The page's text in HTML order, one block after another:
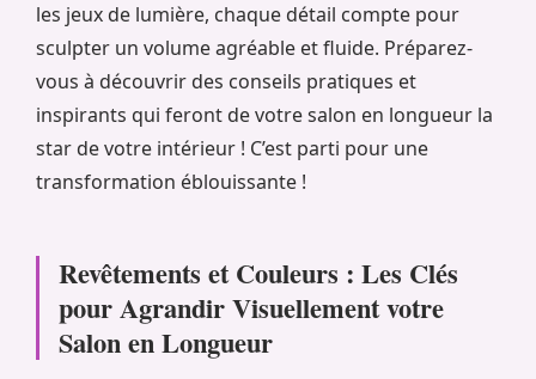
les jeux de lumière, chaque détail compte pour
sculpter un volume agréable et fluide. Préparez-
vous à découvrir des conseils pratiques et
inspirants qui feront de votre salon en longueur la
star de votre intérieur ! C’est parti pour une
transformation éblouissante !
Revêtements et Couleurs : Les Clés
pour Agrandir Visuellement votre
Salon en Longueur